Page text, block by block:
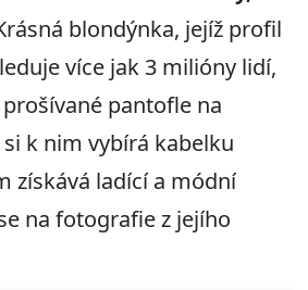
blondýnka, jejíž profil
více jak 3 milióny lidí,
pantofle na
k nim vybírá kabelku
získává ladící a módní
na fotografie z jejího